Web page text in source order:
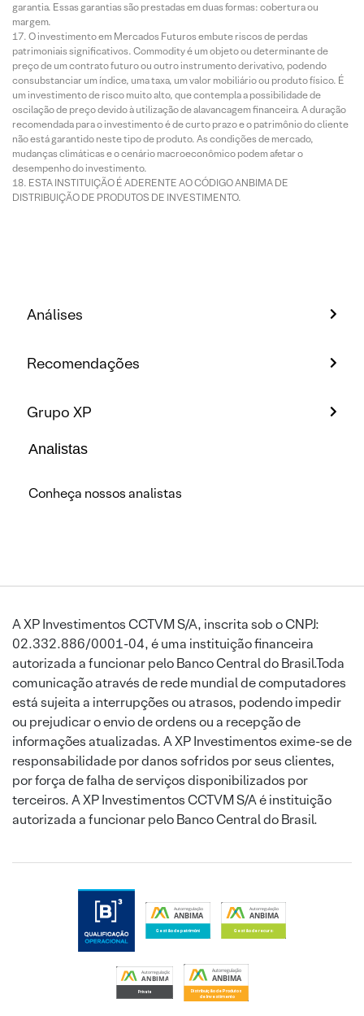
garantia. Essas garantias são prestadas em duas formas: cobertura ou
margem.
O investimento em Mercados Futuros embute riscos de perdas
patrimoniais significativos. Commodity é um objeto ou determinante de
preço de um contrato futuro ou outro instrumento derivativo, podendo
consubstanciar um índice, uma taxa, um valor mobiliário ou produto físico. É
um investimento de risco muito alto, que contempla a possibilidade de
oscilação de preço devido à utilização de alavancagem financeira. A duração
recomendada para o investimento é de curto prazo e o patrimônio do cliente
não está garantido neste tipo de produto. As condições de mercado,
mudanças climáticas e o cenário macroeconômico podem afetar o
desempenho do investimento.
ESTA INSTITUIÇÃO É ADERENTE AO CÓDIGO ANBIMA DE
DISTRIBUIÇÃO DE PRODUTOS DE INVESTIMENTO.
Análises
Recomendações
Grupo XP
Analistas
Conheça nossos analistas
A XP Investimentos CCTVM S/A, inscrita sob o CNPJ:
02.332.886/0001-04, é uma instituição financeira
autorizada a funcionar pelo Banco Central do Brasil.Toda
comunicação através de rede mundial de computadores
está sujeita a interrupções ou atrasos, podendo impedir
ou prejudicar o envio de ordens ou a recepção de
informações atualizadas. A XP Investimentos exime-se de
responsabilidade por danos sofridos por seus clientes,
por força de falha de serviços disponibilizados por
terceiros. A XP Investimentos CCTVM S/A é instituição
autorizada a funcionar pelo Banco Central do Brasil.